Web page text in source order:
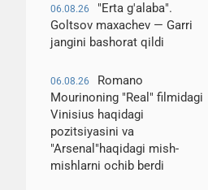
06.08.26
"Erta g'alaba".
Goltsov maxachev — Garri
jangini bashorat qildi
06.08.26
Romano
Mourinoning "Real" filmidagi
Vinisius haqidagi
pozitsiyasini va
"Arsenal"haqidagi mish-
mishlarni ochib berdi